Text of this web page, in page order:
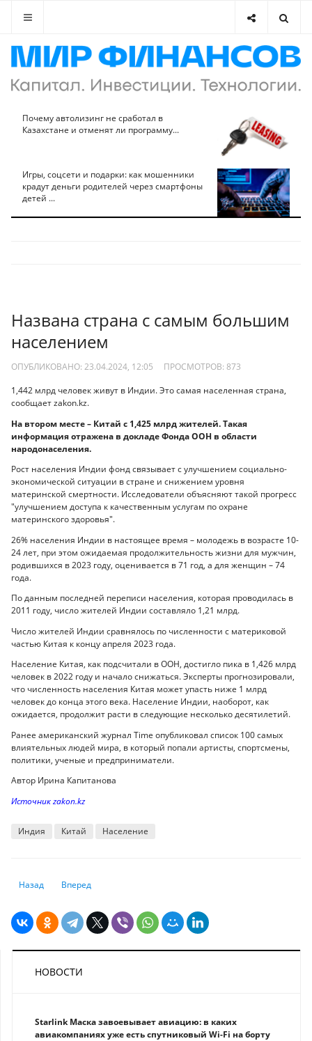
Почему автолизинг не сработал в
Казахстане и отменят ли программу...
Игры, соцсети и подарки: как мошенники
крадут деньги родителей через смартфоны
детей ...
Названа страна с самым большим
населением
ОПУБЛИКОВАНО: 23.04.2024, 12:05 ПРОСМОТРОВ: 873
1,442 млрд человек живут в Индии. Это самая населенная страна,
сообщает zakon.kz.
На втором месте – Китай с 1,425 млрд жителей. Такая
информация отражена в докладе Фонда ООН в области
народонаселения.
Рост населения Индии фонд связывает с улучшением социально-
экономической ситуации в стране и снижением уровня
материнской смертности. Исследователи объясняют такой прогресс
"улучшением доступа к качественным услугам по охране
материнского здоровья".
26% населения Индии в настоящее время – молодежь в возрасте 10-
24 лет, при этом ожидаемая продолжительность жизни для мужчин,
родившихся в 2023 году, оценивается в 71 год, а для женщин – 74
года.
По данным последней переписи населения, которая проводилась в
2011 году, число жителей Индии составляло 1,21 млрд.
Число жителей Индии сравнялось по численности с материковой
частью Китая к концу апреля 2023 года.
Население Китая, как подсчитали в ООН, достигло пика в 1,426 млрд
человек в 2022 году и начало снижаться. Эксперты прогнозировали,
что численность населения Китая может упасть ниже 1 млрд
человек до конца этого века. Население Индии, наоборот, как
ожидается, продолжит расти в следующие несколько десятилетий.
Ранее американский журнал Time опубликовал список 100 самых
влиятельных людей мира, в который попали артисты, спортсмены,
политики, ученые и предприниматели.
Автор Ирина Капитанова
Источник zakon.kz
Индия Китай Население
Предыдущий: Более 70% рабочей силы в мире подвергается
Назад Следующий: Финансовые директора европейских
Вперед
НОВОСТИ
Starlink Маска завоевывает авиацию: в каких
авиакомпаниях уже есть спутниковый Wi-Fi на борту